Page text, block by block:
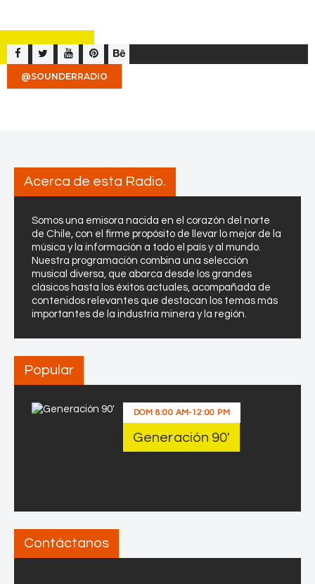
@SOUNDERRADIO
Acerca de esta Radio.
Somos una emisora nacida en el corazón del norte
de Chile, con el firme propósito de llevar lo mejor de la
música y la información a todo el país y al mundo.
Nuestra programación combina una selección
musical diversa, que abarca desde los grandes
clásicos hasta los éxitos actuales, acompañada de
contenidos relevantes que destacan los temas más
importantes de la industria minera y la región.
Popular
DOM 8:00 AM-12:00 PM
Generación 90′
Contáctanos